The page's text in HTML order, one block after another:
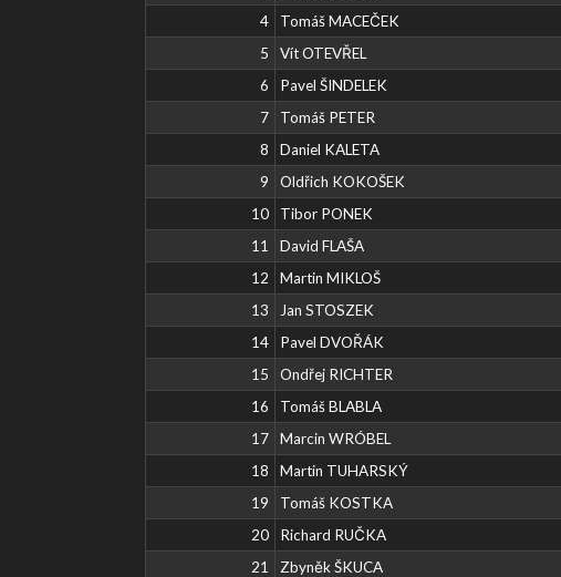
4
Tomáš MACEČEK
5
Vít OTEVŘEL
6
Pavel ŠINDELEK
7
Tomáš PETER
8
Daniel KALETA
9
Oldřich KOKOŠEK
10
Tibor PONEK
11
David FLAŠA
12
Martin MIKLOŠ
13
Jan STOSZEK
14
Pavel DVOŘÁK
15
Ondřej RICHTER
16
Tomáš BLABLA
17
Marcin WRÓBEL
18
Martin TUHARSKÝ
19
Tomáš KOSTKA
20
Richard RUČKA
21
Zbyněk ŠKUCA